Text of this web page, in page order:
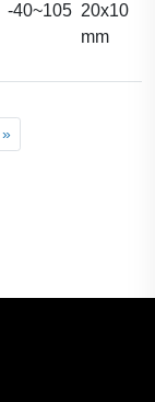
-40~105 20x10
mm
»